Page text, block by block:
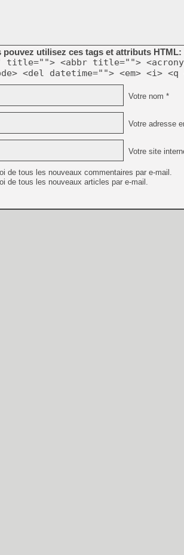
pouvez utilisez ces tags et attributs HTML:
title=""> <abbr title="">
<del datetime=""> <em> <i>
Votre nom *
Votre adresse
Votre site
de tous les nouveaux commentaires par e-mail.
de tous les nouveaux articles par e-mail.